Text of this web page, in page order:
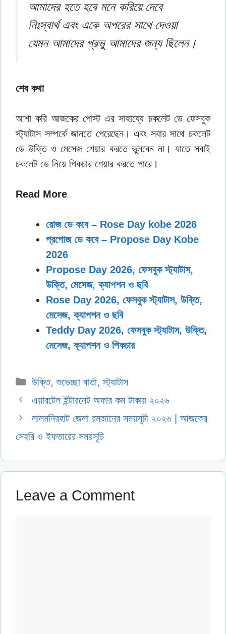
আমাদের হতে হবে মনে করিয়ে দেবে
নিঃস্বার্থ এবং একে অপরের সাথে দেওয়া
যেমন আমাদের প্রভু আমাদের জন্য ছিলেন।
শেষ কথা
আশা করি আজকের পোস্ট এর সাহায্যে চকলেট ডে ফেসবুক
স্ট্যাটাস সম্পর্কে জানতে পেরেছেন। এবং সবার সাথে চকলেট
ডে উক্তি ও মেসেজ শেয়ার করতে ভুলবেন না। যাতে সবাই
চকলেট ডে নিয়ে পিকচার শেয়ার করতে পারে।
Read More
রোজ ডে কবে – Rose Day kobe 2026
প্রপোজ ডে কবে – Propose Day Kobe
2026
Propose Day 2026, ফেসবুক স্ট্যাটাস,
উক্তি, মেসেজ, ক্যাপশন ও ছবি
Rose Day 2026, ফেসবুক স্ট্যাটাস, উক্তি,
মেসেজ, ক্যাপশন ও ছবি
Teddy Day 2026, ফেসবুক স্ট্যাটাস, উক্তি,
মেসেজ, ক্যাপশন ও পিকচার
Categories
উক্তি,শুভেচ্ছা বার্তা,স্ট্যাটাস
এয়ারটেল ইন্টারনেট অফার কম টাকায় ২০২৬
লালমনিরহাট জেলা রমজানের সময়সূচী ২০২৬ | আজকের
সেহরি ও ইফতারের সময়সূচি
Leave a Comment